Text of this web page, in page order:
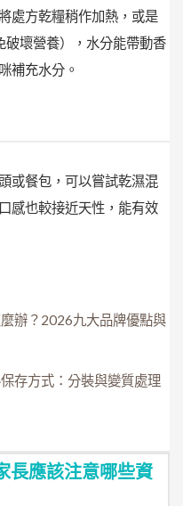
處方乾糧稍作加熱，或是
破壞營養），水分能帶動香
補充水分。
或餐包，可以嘗試乾濕混
感也較接近天性，能有效
辦？2026九大品牌優點與
存方式：分裝與變質處理
長應該注意哪些資